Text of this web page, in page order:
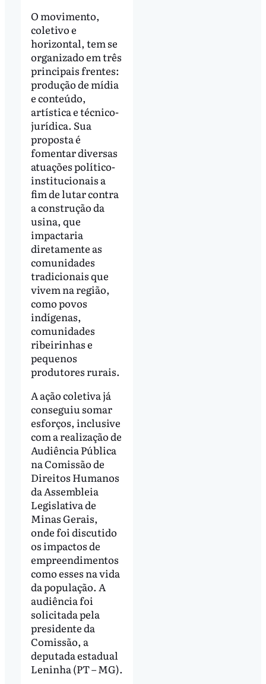
O movimento,
coletivo e
horizontal, tem se
organizado em três
principais frentes:
produção de mídia
e conteúdo,
artística e técnico-
jurídica. Sua
proposta é
fomentar diversas
atuações político-
institucionais a
fim de lutar contra
a construção da
usina, que
impactaria
diretamente as
comunidades
tradicionais que
vivem na região,
como povos
indígenas,
comunidades
ribeirinhas e
pequenos
produtores rurais.
A ação coletiva já
conseguiu somar
esforços, inclusive
com a realização de
Audiência Pública
na Comissão de
Direitos Humanos
da Assembleia
Legislativa de
Minas Gerais,
onde foi discutido
os impactos de
empreendimentos
como esses na vida
da população. A
audiência foi
solicitada pela
presidente da
Comissão, a
deputada estadual
Leninha (PT – MG).